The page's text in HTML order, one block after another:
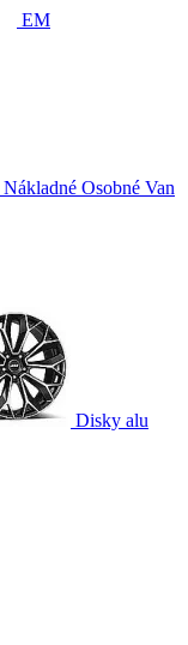
EM
Nákladné Osobné Van
Disky alu